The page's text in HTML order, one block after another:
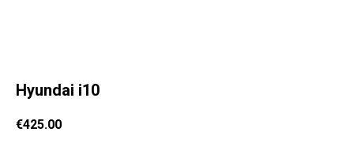
Hyundai i10
€425.00